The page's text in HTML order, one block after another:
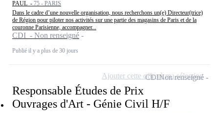
PAUL - 75 - PARIS
Dans le cadre d’une nouvelle organisation, nous recherchons un(e) Directeur(trice)
de Région pour piloter nos activités sur une partie des magasins de Paris et de la
couronne Parisienne, accompagner...
CDI - Non renseigné
Publié il y a plus de 30 jours
Responsable Études de Prix
Ouvrages d'Art - Génie Civil H/F
CDINon renseigné
Ajouter cette offre à ma sélection